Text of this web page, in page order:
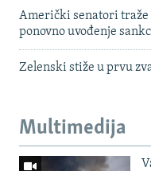
Američki senatori
ponovno uvođenje
Zelenski stiže u prvu
Multimedija